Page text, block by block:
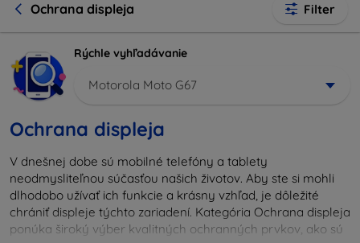
Ochrana displeja Filter
Rýchle vyhľadávanie
Motorola Moto G67
Ochrana displeja
V dnešnej dobe sú mobilné telefóny a tablety
neodmysliteľnou súčasťou našich životov. Aby ste si mohli
dlhodobo užívať ich funkcie a krásny vzhľad, je dôležité
chrániť displeje týchto zariadení. Kategória Ochrana displeja
ponúka široký výber kvalitných ochranných prvkov, ako sú